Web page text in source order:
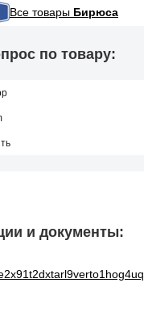
Все товары Бирюса
по товару:
и документы: